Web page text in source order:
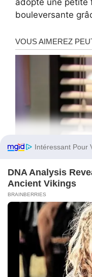
adopte une petite
bouleversante